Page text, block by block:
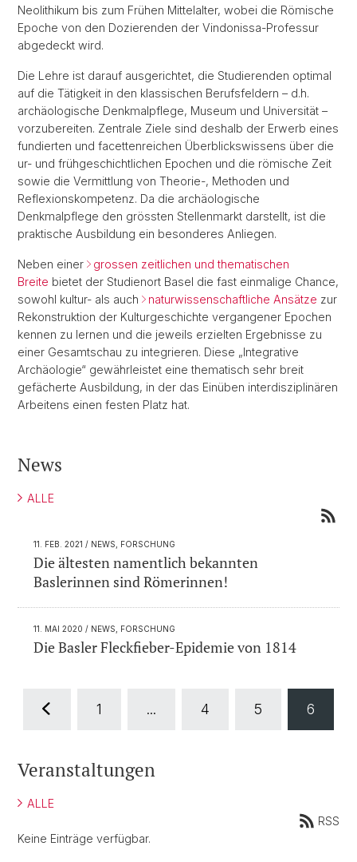
Neolithikum bis zum Frühen Mittelalter, wobei die Römische
Epoche von den Dozierenden der Vindonissa-Professur
abgedeckt wird.
Die Lehre ist darauf ausgerichtet, die Studierenden optimal
auf die Tätigkeit in den klassischen Berufsfeldern – d.h.
archäologische Denkmalpflege, Museum und Universität –
vorzubereiten. Zentrale Ziele sind deshalb der Erwerb eines
fundierten und facettenreichen Überblickswissens über die
ur- und frühgeschichtlichen Epochen und die römische Zeit
sowie die Vermittlung von Theorie-, Methoden und
Reflexionskompetenz. Da die archäologische
Denkmalpflege den grössten Stellenmarkt darstellt, ist die
praktische Ausbildung ein besonderes Anliegen.
Neben einer
grossen zeitlichen und thematischen
Breite bietet der Studienort Basel die fast einmalige Chance,
sowohl kultur- als auch
naturwissenschaftliche Ansätze zur
Rekonstruktion der Kulturgeschichte vergangener Epochen
kennen zu lernen und die jeweils erzielten Ergebnisse zu
einer Gesamtschau zu integrieren. Diese „Integrative
Archäologie“ gewährleistet eine thematisch sehr breit
gefächerte Ausbildung, in der das Einüben interdisziplinären
Arbeitens einen festen Platz hat.
News
ALLE
11. FEB. 2021 / NEWS, FORSCHUNG
Die ältesten namentlich bekannten
Baslerinnen sind Römerinnen!
11. MAI 2020 / NEWS, FORSCHUNG
Die Basler Fleckfieber-Epidemie von 1814
1 ... 4 5 6
Veranstaltungen
ALLE
RSS
Keine Einträge verfügbar.